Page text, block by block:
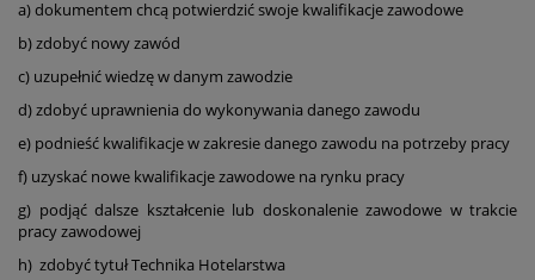
a) dokumentem chcą potwierdzić swoje kwalifikacje zawodowe
b) zdobyć nowy zawód
c) uzupełnić wiedzę w danym zawodzie
d) zdobyć uprawnienia do wykonywania danego zawodu
e) podnieść kwalifikacje w zakresie danego zawodu na potrzeby pracy
f) uzyskać nowe kwalifikacje zawodowe na rynku pracy
g) podjąć dalsze kształcenie lub doskonalenie zawodowe w trakcie
pracy zawodowej
h) zdobyć tytuł Technika Hotelarstwa